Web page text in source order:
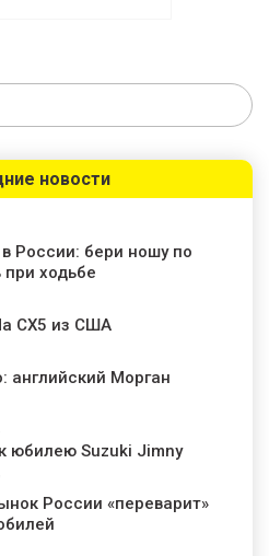
новости
России: бери ношу по
ходьбе
CX5 из США
английский Морган
юбилею Suzuki Jimny
России «переварит»